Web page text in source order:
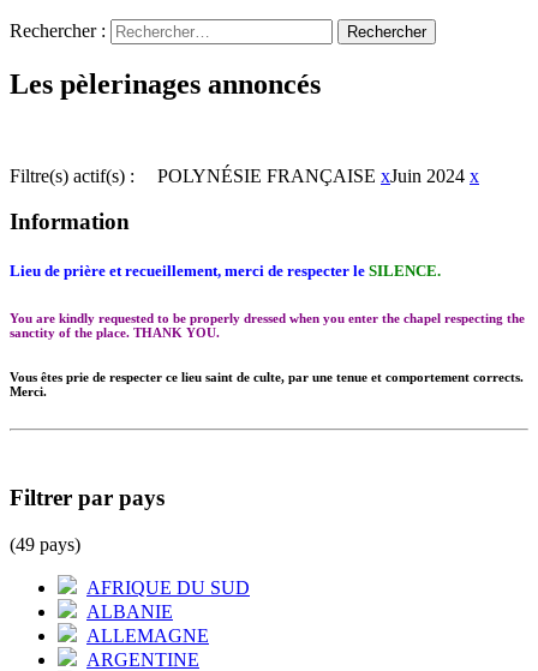
Rechercher :
Les pèlerinages annoncés
Filtre(s) actif(s) : POLYNÉSIE FRANÇAISE xJuin 2024 x
Information
Lieu de prière et recueillement, merci de respecter le SILENCE.
You are kindly requested to be properly dressed when you enter the chapel respecting the
sanctity of the place. THANK YOU.
Vous êtes prie de respecter ce lieu saint de culte, par une tenue et comportement corrects.
Merci.
Filtrer par pays
(49 pays)
AFRIQUE DU SUD
ALBANIE
ALLEMAGNE
ARGENTINE